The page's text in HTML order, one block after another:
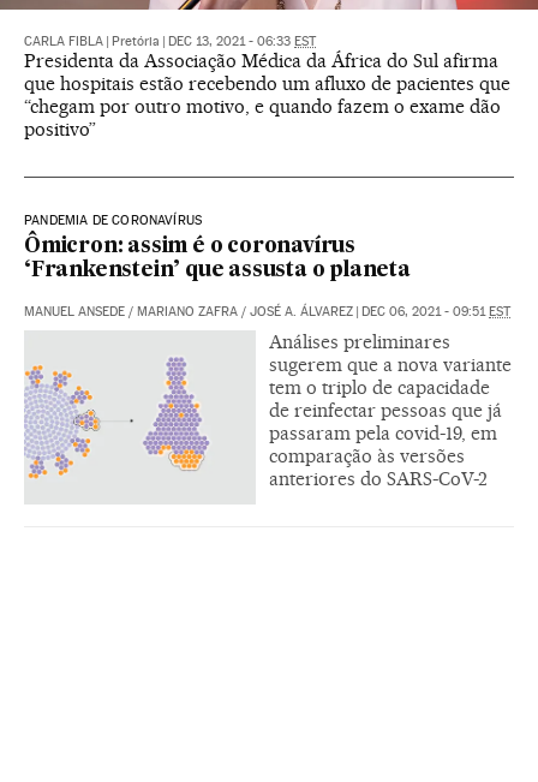
CARLA FIBLA Pretória DEC 13, 2021 - 06:33 EST
Presidenta da Associação Médica da África do Sul afirma
que hospitais estão recebendo um afluxo de pacientes que
“chegam por outro motivo, e quando fazem o exame dão
positivo”
PANDEMIA DE CORONAVÍRUS
Ômicron: assim é o coronavírus
‘Frankenstein’ que assusta o planeta
MANUEL ANSEDE / MARIANO ZAFRA / JOSÉ A. ÁLVAREZ DEC 06, 2021 - 09:51 EST
Análises preliminares
sugerem que a nova variante
tem o triplo de capacidade
de reinfectar pessoas que já
passaram pela covid-19, em
comparação às versões
anteriores do SARS-CoV-2